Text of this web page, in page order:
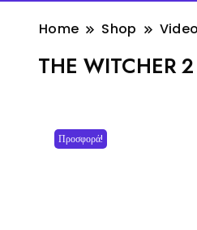
Home Shop
THE WITCHER
Προσφορά!